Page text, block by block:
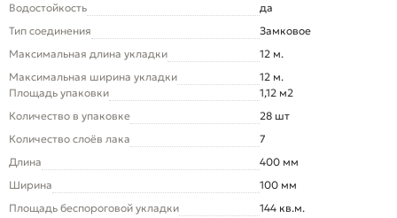
Водостойкость
да
Тип соединения
Замковое
Максимальная длина укладки
12 м.
Максимальная ширина укладки
12 м.
Площадь упаковки
1,12 м2
Количество в упаковке
28 шт
Количество слоёв лака
7
Длина
400 мм
Ширина
100 мм
Площадь беспороговой укладки
144 кв.м.